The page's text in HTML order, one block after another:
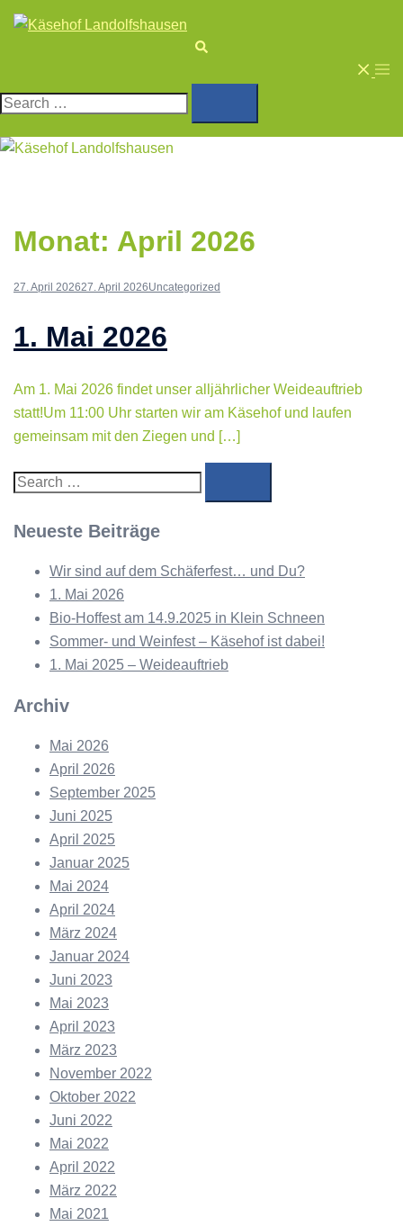
Skip
Search…
Monat: April 2026
27. April 202627. April 2026Uncategorized
1. Mai 2026
Am 1. Mai 2026 findet unser alljährlicher Weideauftrieb
statt!Um 11:00 Uhr starten wir am Käsehof und laufen
gemeinsam mit den Ziegen und […]
Search…
Neueste Beiträge
Wir sind auf dem Schäferfest… und Du?
1. Mai 2026
Bio-Hoffest am 14.9.2025 in Klein Schneen
Sommer- und Weinfest – Käsehof ist dabei!
1. Mai 2025 – Weideauftrieb
Archiv
Mai 2026
April 2026
September 2025
Juni 2025
April 2025
Januar 2025
Mai 2024
April 2024
März 2024
Januar 2024
Juni 2023
Mai 2023
April 2023
März 2023
November 2022
Oktober 2022
Juni 2022
Mai 2022
April 2022
März 2022
Mai 2021